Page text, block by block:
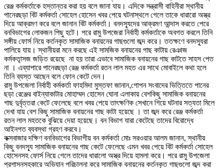
রেঞ্জ কর্মকর্তাকে হস্তান্তর করা হয় বলে জানা যায়। এদিকে সন্ত্রাসী বাহিনীরা স্থানীয়
পানেরছড়া বিট কর্মকর্তা সোহেল হোসেন খবর পেয়ে ঘটনাস্থলে গেলে তাকে ধারারো অস্ত্র
দিয়ে আক্রমণ করে বলে জানান বিট কর্মকর্তা। বনদস্যূদের আক্রমণ আন্দাস করতে পেরে
বনবিভাগের লোকজন পিছু হটে। পরে রামু উপজেরা নির্বাহী কর্মকর্তাকে অবগত করলে তিনি
সঙ্গীয় ফোর্স নিয়ে কর্তনকৃত সামাজিক বনায়নের গাছগুলো জব্দ করে। ততক্ষণে বনদস্যূরা
পালিয়ে যায়। স্থানীয়রা মনে করছে এই সামজিক বনায়নের গাছ কাটায় রেঞাজ
কর্মকতৃাসজ জড়িত রয়েছে না হয় তারা এভাবে সামাজিক বনায়নের গাছ কাটতে সাহস পেত
না । এব্যাপারে পানেরছড়া রেঞ্জ কর্মকর্তা রতন লাল মহত এর সাথে মোবাইলে কথা হলে
তিনি ব্যস্ত আছেন বলে ফোন কেটে দেন।
রামু উপজেলা নির্বাহী কর্মকর্তা ফাহমিদা মুস্তফা জানান,গোপন সংবাদের ভিত্তিতে পানের
ছড়া রেঞ্জের বাইন্যাকাটার মোহাম্মদ হোসেন ঘোনা এলাকায় বেশকিছু সামাজিক বনায়নের
গাছ দুর্বৃত্তরা কেটে ফেলেছে বলে খবর পেয়ে তাৎক্ষণিক সেখানে গিয়ে ঘটনার সত্যতা মিলে
দেখা যায় বেশ কিছু সামাজিক বনায়নের গাছ কাটা হয়েছে । তা জব্দ করে রেঞ্জ কর্মকর্তা
রতন লাল মহতকে বুঝিয়ে দেয়া হয়েছে। বন বিভাগ যারা কেটেছে তাদের বিরোদ্ধে
আইনগত ব্যবস্থা গ্রহণ করবে।
কক্সবাজার দক্ষিণ বনবিভাগের বিভাগীয় বন কর্মকর্তা মোঃ সরওয়ার আলম জানান, স্থানীয়
কিছু বনদস্যূ সামাজিক বনায়নের গাছ কেটে ফেলেছে এমন খবর পেয়ে বিট কর্মকর্তা সোহেল
হোসেনসহ ফোর্স নিয়ে গেলে তাদের ধারালো অস্ত্র দিয়ে হামলা করে। পরে রামু উপজেলা
প্রশাসনসহকারে অভিযান পরিচালনা করে সামাজিক বনায়নের কর্তনকৃত গাছগুলো জব্দ করা